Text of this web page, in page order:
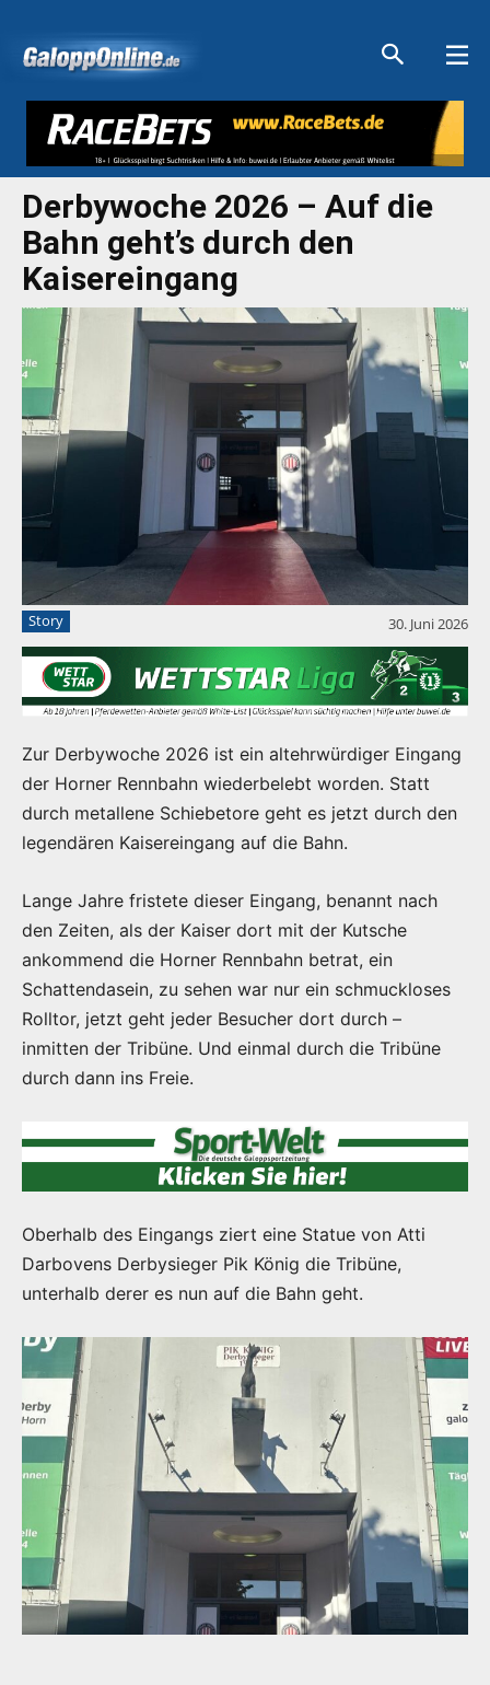
Derbywoche 2026 – Auf die
Bahn geht’s durch den
Kaisereingang
Story 30. Juni 2026
Zur Derbywoche 2026 ist ein altehrwürdiger Eingang
der Horner Rennbahn wiederbelebt worden. Statt
durch metallene Schiebetore geht es jetzt durch den
legendären Kaisereingang auf die Bahn.
Lange Jahre fristete dieser Eingang, benannt nach
den Zeiten, als der Kaiser dort mit der Kutsche
ankommend die Horner Rennbahn betrat, ein
Schattendasein, zu sehen war nur ein schmuckloses
Rolltor, jetzt geht jeder Besucher dort durch –
inmitten der Tribüne. Und einmal durch die Tribüne
durch dann ins Freie.
Oberhalb des Eingangs ziert eine Statue von Atti
Darbovens Derbysieger Pik König die Tribüne,
unterhalb derer es nun auf die Bahn geht.